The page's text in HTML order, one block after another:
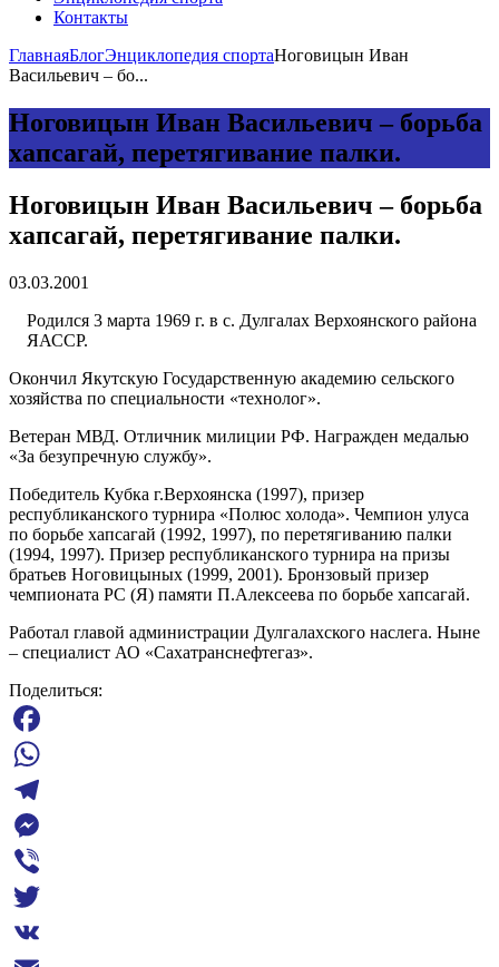
Контакты
ГлавнаяБлогЭнциклопедия спортаНоговицын Иван
Васильевич – бо...
Ноговицын Иван Васильевич – борьба
хапсагай, перетягивание палки.
Ноговицын Иван Васильевич – борьба
хапсагай, перетягивание палки.
03.03.2001
Родился 3 марта 1969 г. в с. Дулгалах Верхоянского района
ЯАССР.
Окончил Якутскую Государственную академию сельского
хозяйства по специальности «технолог».
Ветеран МВД. Отличник милиции РФ. Награжден медалью
«За безупречную службу».
Победитель Кубка г.Верхоянска (1997), призер
республиканского турнира «Полюс холода». Чемпион улуса
по борьбе хапсагай (1992, 1997), по перетягиванию палки
(1994, 1997). Призер республиканского турнира на призы
братьев Ноговицыных (1999, 2001). Бронзовый призер
чемпионата РС (Я) памяти П.Алексеева по борьбе хапсагай.
Работал главой администрации Дулгалахского наслега. Ныне
– специалист АО «Сахатранснефтегаз».
Поделиться:
Facebook
WhatsApp
Telegram
Messenger
Viber
Twitter